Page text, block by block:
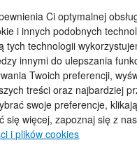
Ci optymalnej
i innych podobnych
tych technologii
innymi do ulepszania
Twoich preferencji,
treści oraz najbardziej
swoje preferencje,
się więcej, zapoznaj się z
i plików cookies